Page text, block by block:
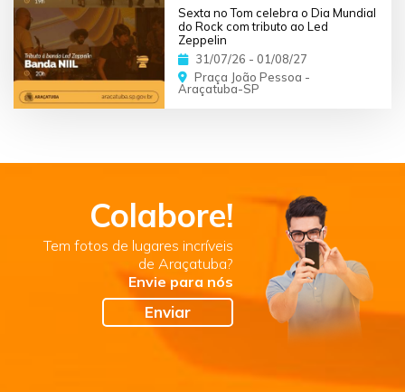
Sexta no Tom celebra o Dia Mundial
do Rock com tributo ao Led
Zeppelin
31/07/26 - 01/08/27
Praça João Pessoa -
Araçatuba-SP
Colabore!
Tem fotos de lugares incríveis
de Araçatuba?
Envie para nós
Enviar